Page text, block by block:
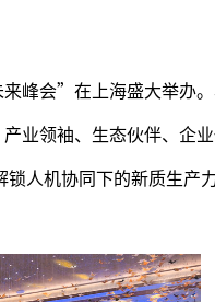
峰会”在上海盛大举办
业领袖、生态伙伴、企
人机协同下的新质生产